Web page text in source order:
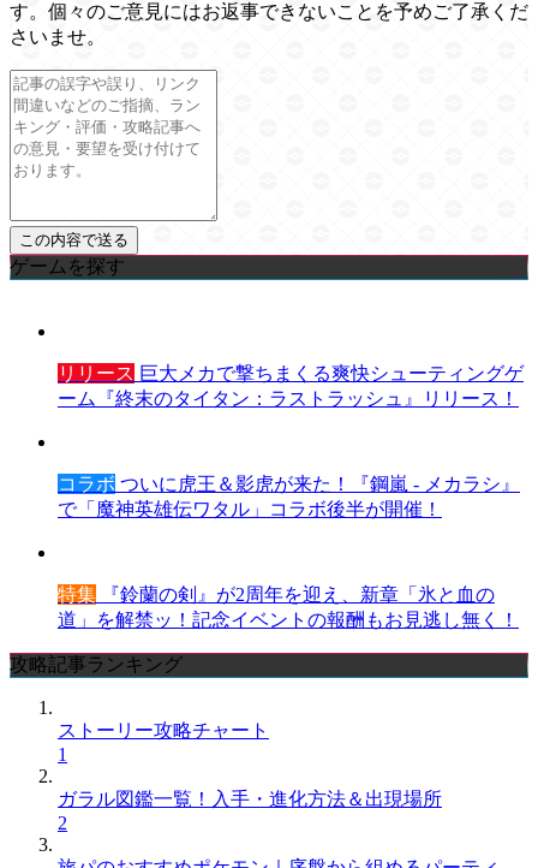
す。個々のご意見にはお返事できないことを予めご了承くだ
さいませ。
ゲームを探す
リリース 巨大メカで撃ちまくる爽快シューティングゲ
ーム『終末のタイタン：ラストラッシュ』リリース！
コラボ ついに虎王＆影虎が来た！『鋼嵐 - メカラシ』
で「魔神英雄伝ワタル」コラボ後半が開催！
特集 『鈴蘭の剣』が2周年を迎え、新章「氷と血の
道」を解禁ッ！記念イベントの報酬もお見逃し無く！
攻略記事ランキング
ストーリー攻略チャート
1
ガラル図鑑一覧！入手・進化方法＆出現場所
2